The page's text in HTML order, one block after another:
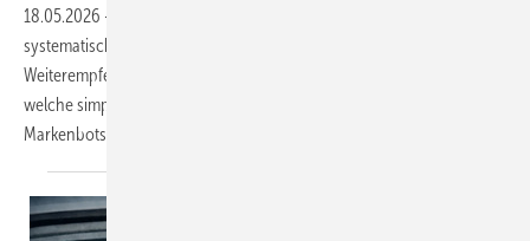
18.05.2026 -
systematisch nutzen? In Folge 42 decken wir auf, warum
Weiterempfehlungen die härteste Währung im Fenstermarkt sind und
welche simplen Strategien aus zufriedenen Kunden echte
Markenbotschafter